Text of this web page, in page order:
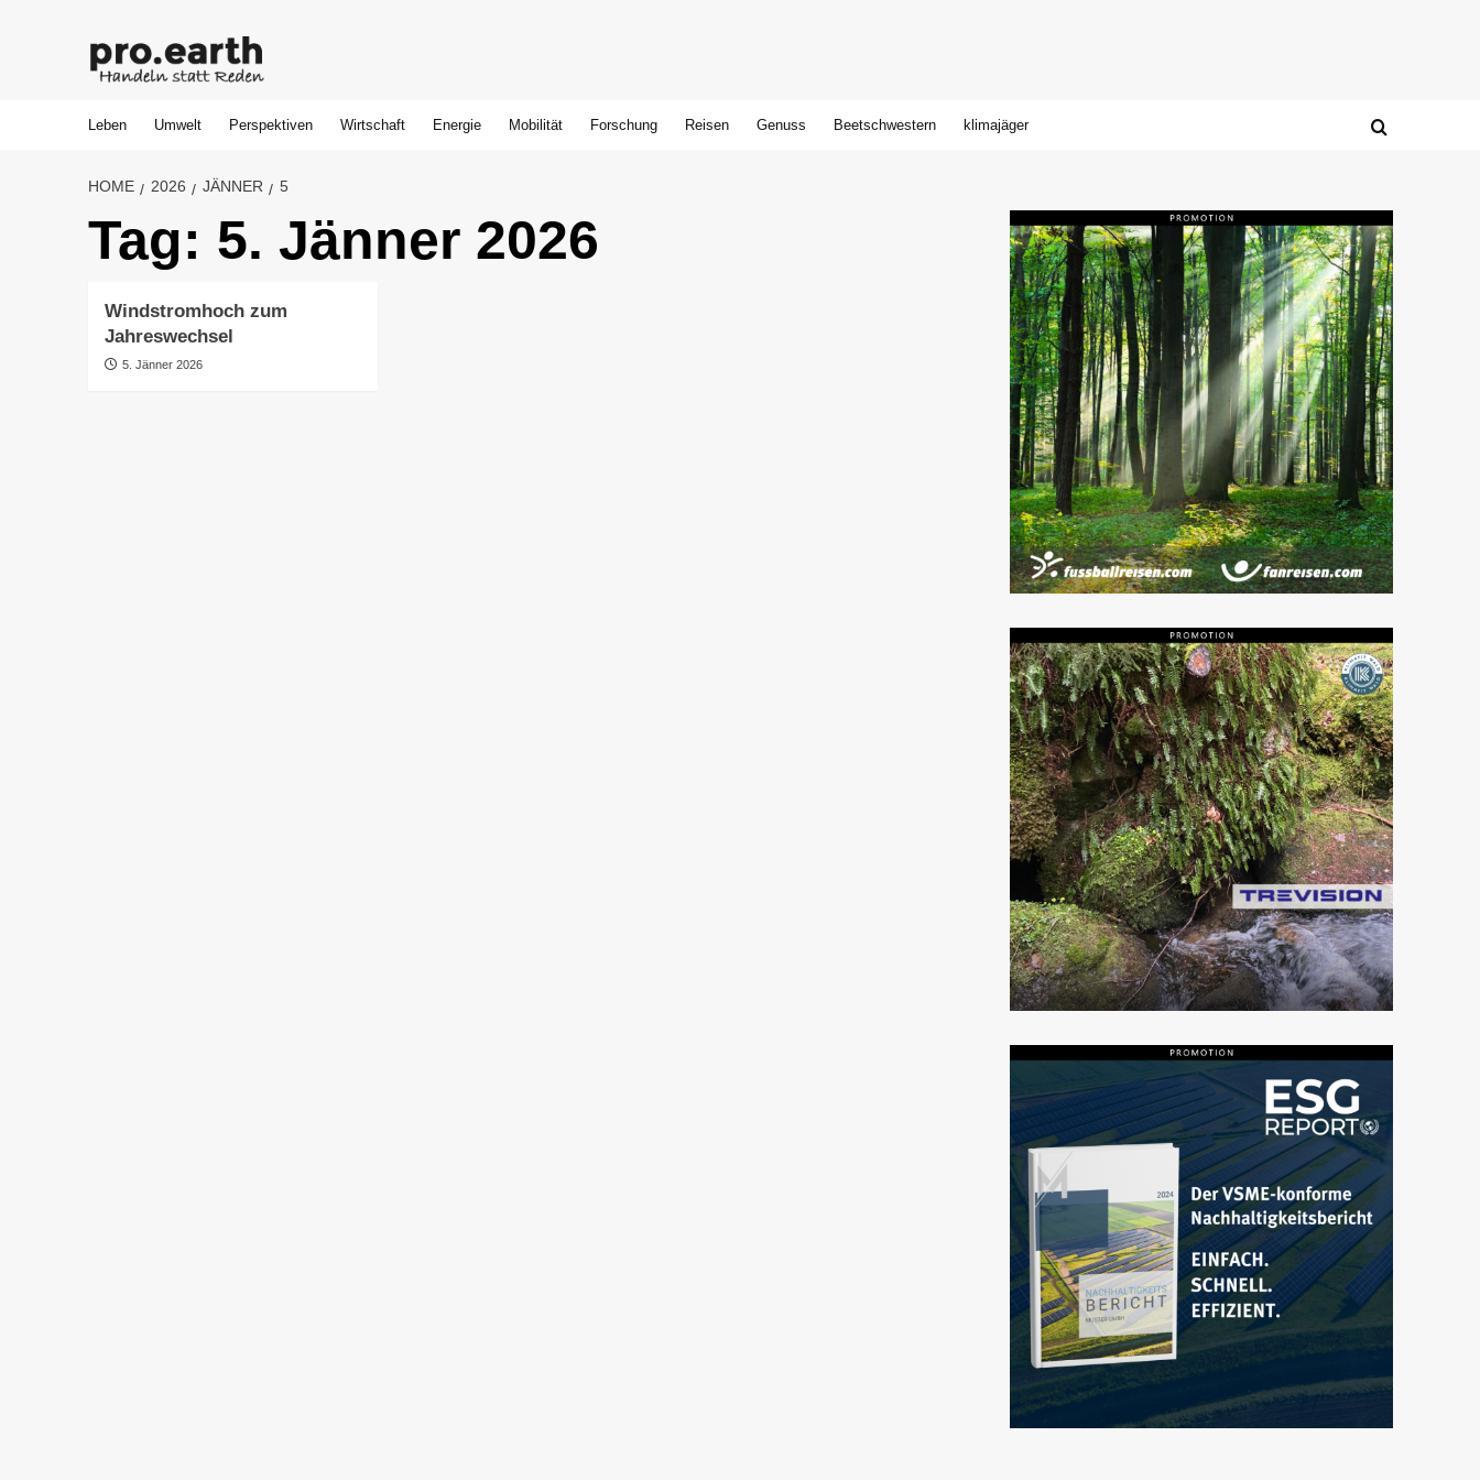
Leben Umwelt Perspektiven Wirtschaft Energie Mobilität Forschung Reisen Genuss Beetschwestern klimajäger
HOME 2026 JÄNNER 5
Tag: 5. Jänner 2026
Windstromhoch zum
Jahreswechsel
5. Jänner 2026